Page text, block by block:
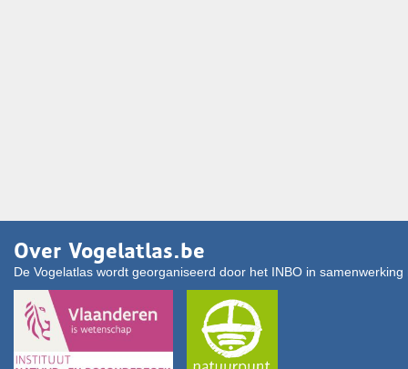
Over Vogelatlas.be
De Vogelatlas wordt georganiseerd door het INBO in